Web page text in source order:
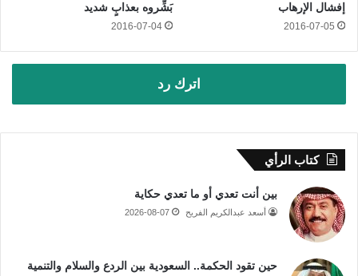
إفشال الإرهاب
2016-07-05
بَشِّروه بعذابٍ شديد
2016-07-04
اترك رد
كتاب الرأي
بين أنت تعدي أو ما تعدي حكاية
أسعد عبدالكريم الفريح 2026-08-07
حين تقود الحكمة.. السعودية بين الردع والسلام والتنمية